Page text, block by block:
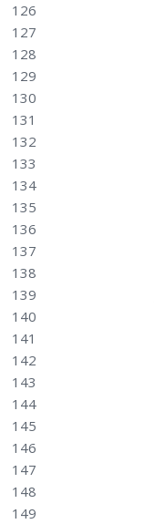
126
127
128
129
130
131
132
133
134
135
136
137
138
139
140
141
142
143
144
145
146
147
148
149